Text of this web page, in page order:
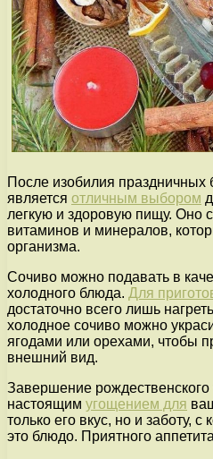
После изобилия праздничных
является отличным выбором
легкую и здоровую пищу. Оно
витаминов и минералов,
организма.
Сочиво можно подавать в
холодного блюда. Для
достаточно всего лишь
холодное сочиво можно
ягодами или орехами, чтобы
внешний вид.
Завершение
настоящим угощением для
только его вкус, но и заботу,
это блюдо. Приятного